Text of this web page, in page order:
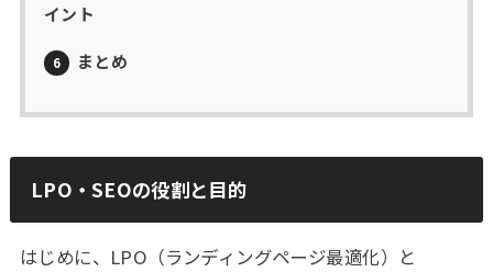
イント
6 まとめ
LPO・SEOの役割と目的
はじめに、LPO（ランディングページ最適化）と